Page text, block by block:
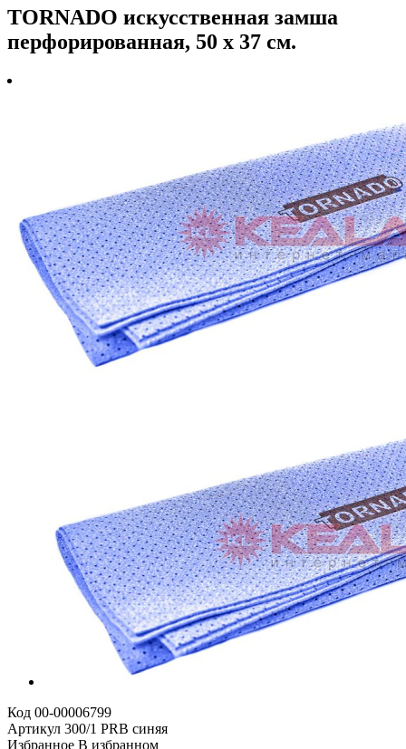
TORNADO искусственная замша
перфорированная, 50 x 37 см.
Код 00-00006799
Артикул 300/1 PRB синяя
Избранное В избранном